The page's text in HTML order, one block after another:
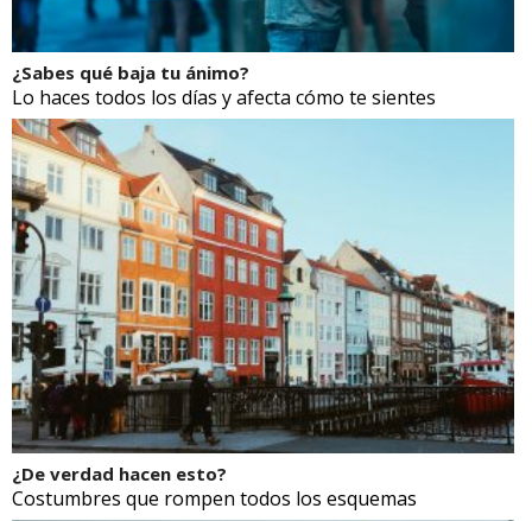
¿Sabes qué baja tu ánimo?
Lo haces todos los días y afecta cómo te sientes
¿De verdad hacen esto?
Costumbres que rompen todos los esquemas